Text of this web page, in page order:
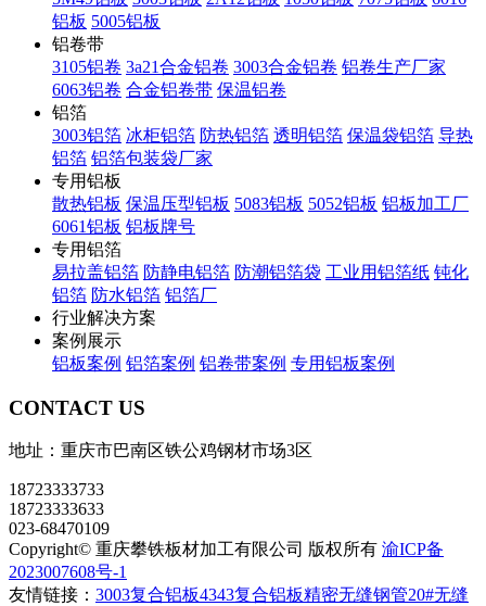
铝板 5005铝板
铝卷带
3105铝卷 3a21合金铝卷 3003合金铝卷 铝卷生产厂家
6063铝卷 合金铝卷带 保温铝卷
铝箔
3003铝箔 冰柜铝箔 防热铝箔 透明铝箔 保温袋铝箔 导热
铝箔 铝箔包装袋厂家
专用铝板
散热铝板 保温压型铝板 5083铝板 5052铝板 铝板加工厂
6061铝板 铝板牌号
专用铝箔
易拉盖铝箔 防静电铝箔 防潮铝箔袋 工业用铝箔纸 钝化
铝箔 防水铝箔 铝箔厂
行业解决方案
案例展示
铝板案例 铝箔案例 铝卷带案例 专用铝板案例
CONTACT US
地址：重庆市巴南区铁公鸡钢材市场3区
18723333733
18723333633
023-68470109
Copyright© 重庆攀铁板材加工有限公司 版权所有 渝ICP备
2023007608号-1
友情链接： 3003复合铝板4343复合铝板精密无缝钢管20#无缝